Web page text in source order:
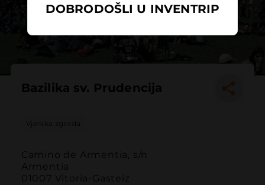
Bazilika sv. Prudencija
Vjerska zgrada
Camino de Armentia, s/n
Armentia
01007 Vitoria-Gasteiz
DOBRODOŠLI U INVENTRIP